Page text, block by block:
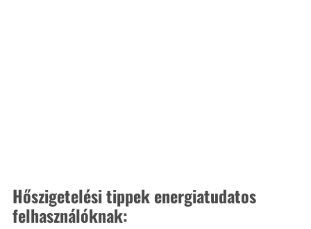
Hőszigetelési tippek energiatudatos
felhasználóknak: